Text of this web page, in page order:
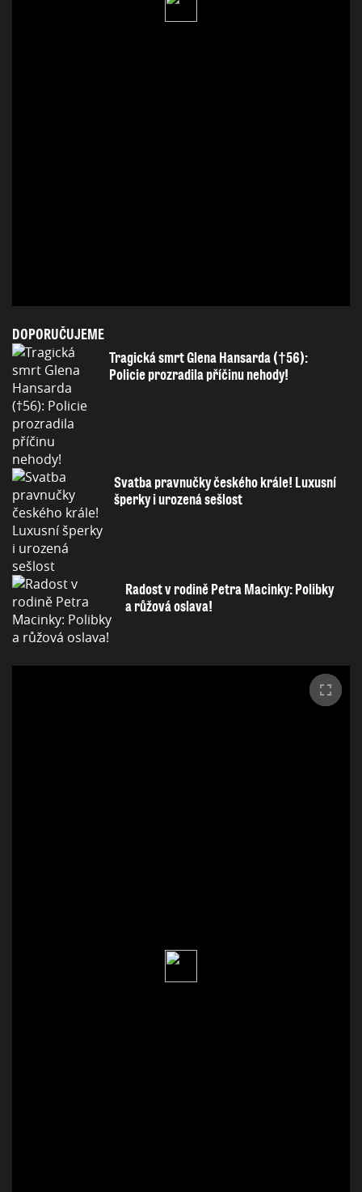
DOPORUČUJEME
Tragická smrt Glena Hansarda (†56):
Policie prozradila příčinu nehody!
Svatba pravnučky českého krále! Luxusní
šperky i urozená sešlost
Radost v rodině Petra Macinky: Polibky
a růžová oslava!